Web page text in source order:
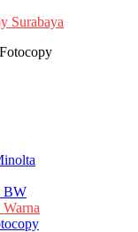
Surabaya
BW